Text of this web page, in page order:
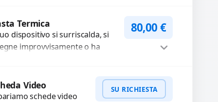
con
di alta qualità
Preventivo
Termica
dispositivo si surriscalda, si
improvvisamente o ha
80,00€
Video
schede video
SU RICHIESTA